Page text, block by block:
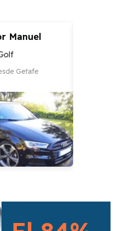
Manuel
Getafe